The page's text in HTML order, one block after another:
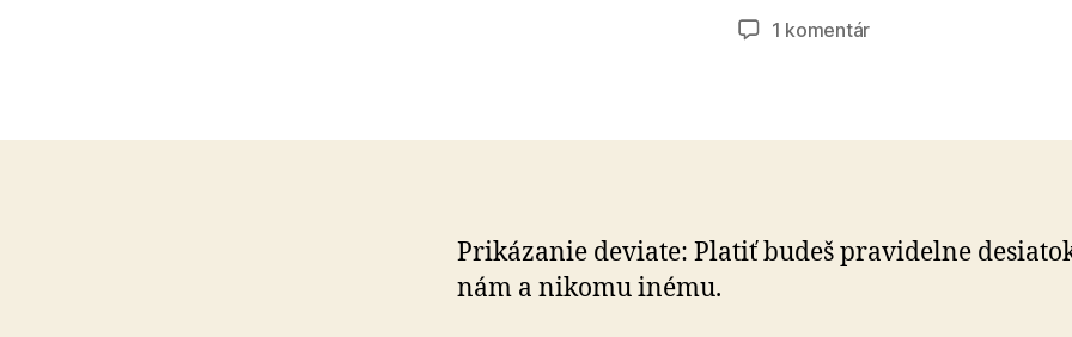
1 komentárna
desiatku
Prikázanie deviate: Platiť budeš pra­vi­del­ne
nám a ni­ko­­mu inému.